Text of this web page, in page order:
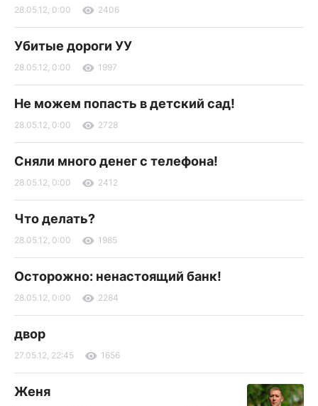
28.05.12, 0:00 2406
Убитые дороги УУ
28.05.12, 0:00 1997
Не можем попасть в детский сад!
28.05.12, 0:00 2728
Сняли много денег с телефона!
28.05.12, 0:00 2412
Что делать?
28.05.12, 0:00 1985
Осторожно: ненастоящий банк!
28.05.12, 0:00 2284
двор
27.05.12, 22:45 1656
Женя